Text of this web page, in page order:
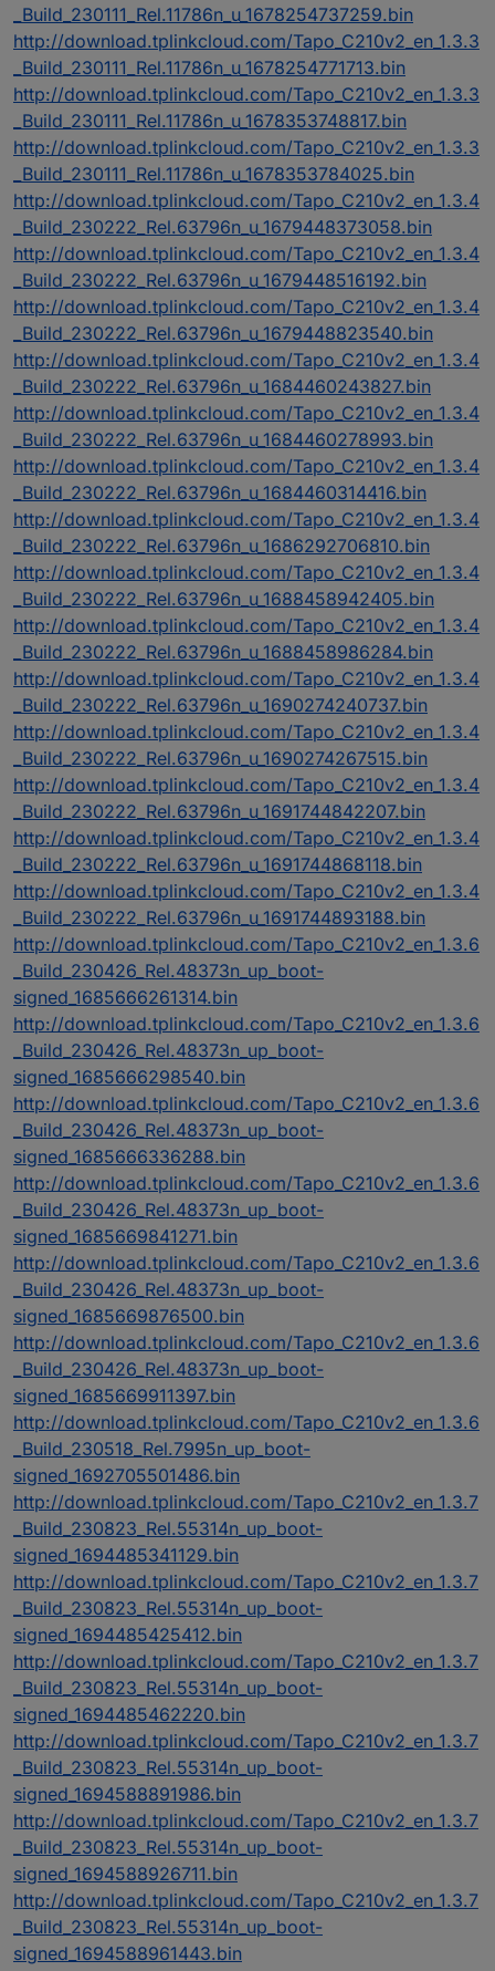
_Build_230111_Rel.11786n_u_1678254737259.bin
http://download.tplinkcloud.com/Tapo_C210v2_en_1.3.3
_Build_230111_Rel.11786n_u_1678254771713.bin
http://download.tplinkcloud.com/Tapo_C210v2_en_1.3.3
_Build_230111_Rel.11786n_u_1678353748817.bin
http://download.tplinkcloud.com/Tapo_C210v2_en_1.3.3
_Build_230111_Rel.11786n_u_1678353784025.bin
http://download.tplinkcloud.com/Tapo_C210v2_en_1.3.4
_Build_230222_Rel.63796n_u_1679448373058.bin
http://download.tplinkcloud.com/Tapo_C210v2_en_1.3.4
_Build_230222_Rel.63796n_u_1679448516192.bin
http://download.tplinkcloud.com/Tapo_C210v2_en_1.3.4
_Build_230222_Rel.63796n_u_1679448823540.bin
http://download.tplinkcloud.com/Tapo_C210v2_en_1.3.4
_Build_230222_Rel.63796n_u_1684460243827.bin
http://download.tplinkcloud.com/Tapo_C210v2_en_1.3.4
_Build_230222_Rel.63796n_u_1684460278993.bin
http://download.tplinkcloud.com/Tapo_C210v2_en_1.3.4
_Build_230222_Rel.63796n_u_1684460314416.bin
http://download.tplinkcloud.com/Tapo_C210v2_en_1.3.4
_Build_230222_Rel.63796n_u_1686292706810.bin
http://download.tplinkcloud.com/Tapo_C210v2_en_1.3.4
_Build_230222_Rel.63796n_u_1688458942405.bin
http://download.tplinkcloud.com/Tapo_C210v2_en_1.3.4
_Build_230222_Rel.63796n_u_1688458986284.bin
http://download.tplinkcloud.com/Tapo_C210v2_en_1.3.4
_Build_230222_Rel.63796n_u_1690274240737.bin
http://download.tplinkcloud.com/Tapo_C210v2_en_1.3.4
_Build_230222_Rel.63796n_u_1690274267515.bin
http://download.tplinkcloud.com/Tapo_C210v2_en_1.3.4
_Build_230222_Rel.63796n_u_1691744842207.bin
http://download.tplinkcloud.com/Tapo_C210v2_en_1.3.4
_Build_230222_Rel.63796n_u_1691744868118.bin
http://download.tplinkcloud.com/Tapo_C210v2_en_1.3.4
_Build_230222_Rel.63796n_u_1691744893188.bin
http://download.tplinkcloud.com/Tapo_C210v2_en_1.3.6
_Build_230426_Rel.48373n_up_boot-
signed_1685666261314.bin
http://download.tplinkcloud.com/Tapo_C210v2_en_1.3.6
_Build_230426_Rel.48373n_up_boot-
signed_1685666298540.bin
http://download.tplinkcloud.com/Tapo_C210v2_en_1.3.6
_Build_230426_Rel.48373n_up_boot-
signed_1685666336288.bin
http://download.tplinkcloud.com/Tapo_C210v2_en_1.3.6
_Build_230426_Rel.48373n_up_boot-
signed_1685669841271.bin
http://download.tplinkcloud.com/Tapo_C210v2_en_1.3.6
_Build_230426_Rel.48373n_up_boot-
signed_1685669876500.bin
http://download.tplinkcloud.com/Tapo_C210v2_en_1.3.6
_Build_230426_Rel.48373n_up_boot-
signed_1685669911397.bin
http://download.tplinkcloud.com/Tapo_C210v2_en_1.3.6
_Build_230518_Rel.7995n_up_boot-
signed_1692705501486.bin
http://download.tplinkcloud.com/Tapo_C210v2_en_1.3.7
_Build_230823_Rel.55314n_up_boot-
signed_1694485341129.bin
http://download.tplinkcloud.com/Tapo_C210v2_en_1.3.7
_Build_230823_Rel.55314n_up_boot-
signed_1694485425412.bin
http://download.tplinkcloud.com/Tapo_C210v2_en_1.3.7
_Build_230823_Rel.55314n_up_boot-
signed_1694485462220.bin
http://download.tplinkcloud.com/Tapo_C210v2_en_1.3.7
_Build_230823_Rel.55314n_up_boot-
signed_1694588891986.bin
http://download.tplinkcloud.com/Tapo_C210v2_en_1.3.7
_Build_230823_Rel.55314n_up_boot-
signed_1694588926711.bin
http://download.tplinkcloud.com/Tapo_C210v2_en_1.3.7
_Build_230823_Rel.55314n_up_boot-
signed_1694588961443.bin